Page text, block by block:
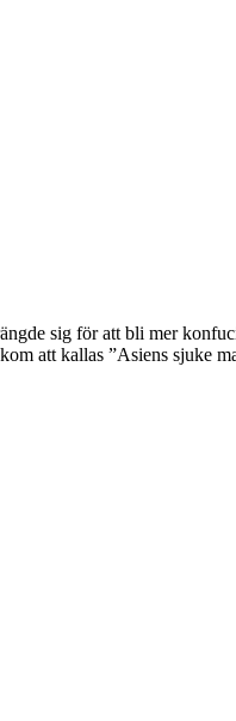
sig för att bli mer
att kallas ”Asiens sjuke